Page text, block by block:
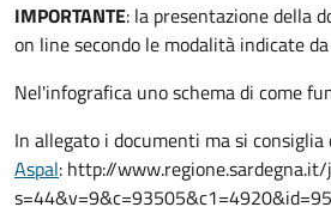
IMPORTANTE: la presentazione della
on line secondo le modalità indicate da
Nel'infografica uno schema di come
In allegato i documenti ma si
Aspal: http://